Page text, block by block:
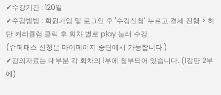
✔︎수강기간 : 120일
✔︎수강방법 : 회원가입 및 로그인 후 '수강신청' 누르고 결제 진행 > 하
단 커리큘럼 클릭 후 회차 별로 play 눌러 수강
(슈퍼패스 신청은 마이페이지 중단에서 가능합니다.)
✔︎강의자료는 대부분 각 회차의 1부에 첨부되어 있습니다. (1강만 2부
에)